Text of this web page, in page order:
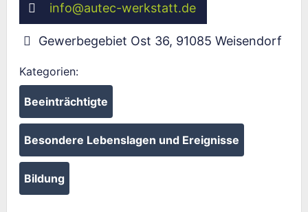
info@autec-werkstatt.de
Gewerbegebiet Ost 36, 91085 Weisendorf
Kategorien:
Beeinträchtigte
Besondere Lebenslagen und Ereignisse
Bildung